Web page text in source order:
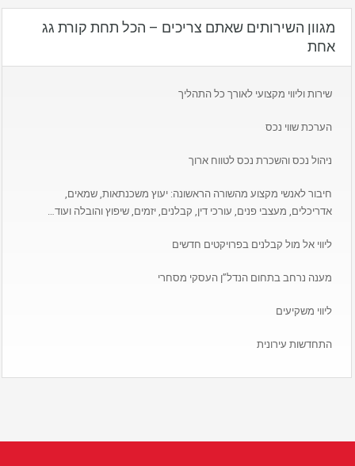
מגוון השירותים שאתם צריכים – הכל תחת קורת גג
אחת
שירות וליווי מקצועי לאורך כל התהליך
הערכת שווי נכס
ניהול נכס והשכרת נכס לטווח ארוך
חיבור לאנשי מקצוע מהשורה הראשונה: יעוץ משכנתאות, שמאים,
אדריכלים, מעצבי פנים, עורכי דין, קבלנים, יזמים, שיפוץ והובלה ועוד…
ליווי אל מול קבלנים בפרויקטים חדשים
מענה נרחב בתחום הנדל”ן העסקי מסחרי
ליווי משקיעים
התחדשות עירונית